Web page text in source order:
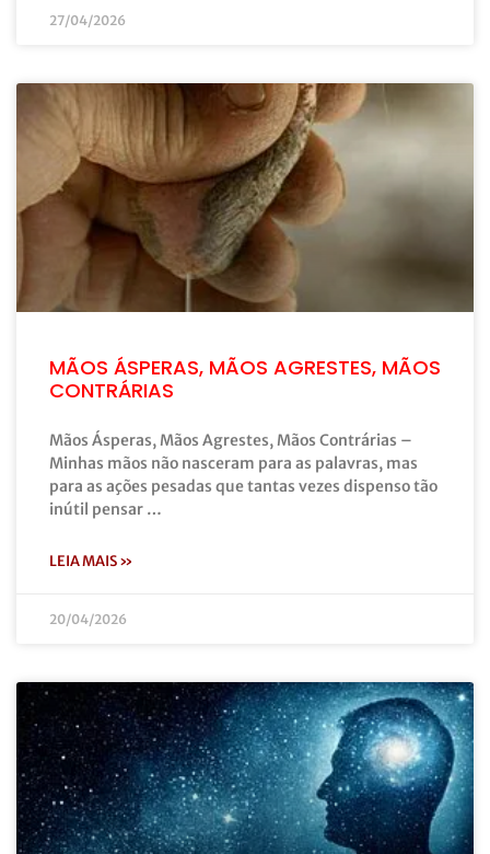
27/04/2026
MÃOS ÁSPERAS, MÃOS AGRESTES, MÃOS
CONTRÁRIAS
Mãos Ásperas, Mãos Agrestes, Mãos Contrárias –
Minhas mãos não nasceram para as palavras, mas
para as ações pesadas que tantas vezes dispenso tão
inútil pensar …
LEIA MAIS »
20/04/2026